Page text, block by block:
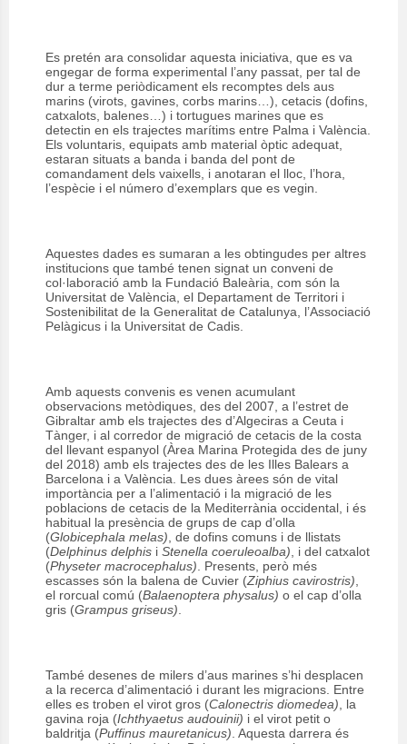
Es pretén ara consolidar aquesta iniciativa, que es va
engegar de forma experimental l’any passat, per tal de
dur a terme periòdicament els recomptes dels aus
marins (virots, gavines, corbs marins…), cetacis (dofins,
catxalots, balenes…) i tortugues marines que es
detectin en els trajectes marítims entre Palma i València.
Els voluntaris, equipats amb material òptic adequat,
estaran situats a banda i banda del pont de
comandament dels vaixells, i anotaran el lloc, l’hora,
l’espècie i el número d’exemplars que es vegin.
Aquestes dades es sumaran a les obtingudes per altres
institucions que també tenen signat un conveni de
col·laboració amb la Fundació Baleària, com són la
Universitat de València, el Departament de Territori i
Sostenibilitat de la Generalitat de Catalunya, l’Associació
Pelàgicus i la Universitat de Cadis.
Amb aquests convenis es venen acumulant
observacions metòdiques, des del 2007, a l’estret de
Gibraltar amb els trajectes des d’Algeciras a Ceuta i
Tànger, i al corredor de migració de cetacis de la costa
del llevant espanyol (Àrea Marina Protegida des de juny
del 2018) amb els trajectes des de les Illes Balears a
Barcelona i a València. Les dues àrees són de vital
importància per a l’alimentació i la migració de les
poblacions de cetacis de la Mediterrània occidental, i és
habitual la presència de grups de cap d’olla
(Globicephala melas) , de dofins comuns i de llistats
(Delphinus delphis i Stenella coeruleoalba) , i del catxalot
(Physeter macrocephalus) . Presents, però més
escasses són la balena de Cuvier (Ziphius cavirostris)
el rorcual comú (Balaenoptera physalus) o el cap d’olla
gris (Grampus griseus)
També desenes de milers d’aus marines s’hi desplacen
a la recerca d’alimentació i durant les migracions. Entre
elles es troben el virot gros (Calonectris diomedea) , la
gavina roja (Ichthyaetus audouinii) i el virot petit o
baldritja (Puffinus mauretanicus) . Aquesta darrera és